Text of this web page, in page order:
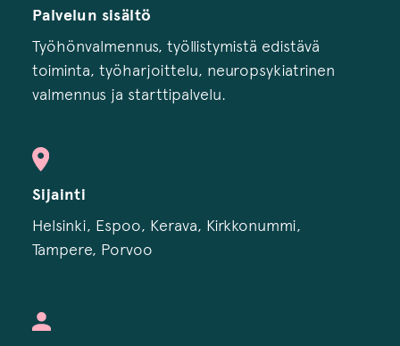
Palvelun sisältö
Työhönvalmennus, työllistymistä edistävä
toiminta, työharjoittelu, neuropsykiatrinen
valmennus ja starttipalvelu.
Sijainti
Helsinki, Espoo, Kerava, Kirkkonummi,
Tampere, Porvoo